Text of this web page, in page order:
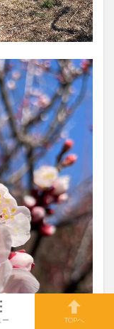
ー TOPへ